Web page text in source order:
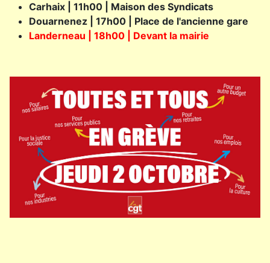
Carhaix | 11h00 | Maison des Syndicats
Douarnenez | 17h00 | Place de l'ancienne gare
Landerneau | 18h00 | Devant la mairie